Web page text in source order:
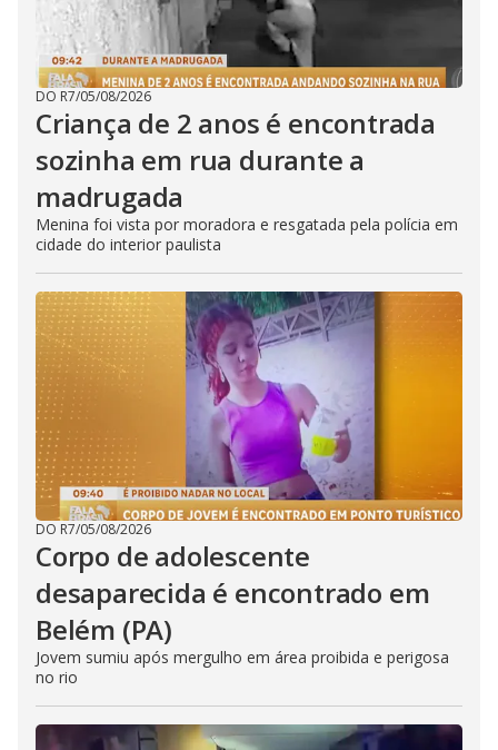
DO R7/05/08/2026
Criança de 2 anos é encontrada
sozinha em rua durante a
madrugada
Menina foi vista por moradora e resgatada pela polícia em
cidade do interior paulista
DO R7/05/08/2026
Corpo de adolescente
desaparecida é encontrado em
Belém (PA)
Jovem sumiu após mergulho em área proibida e perigosa
no rio